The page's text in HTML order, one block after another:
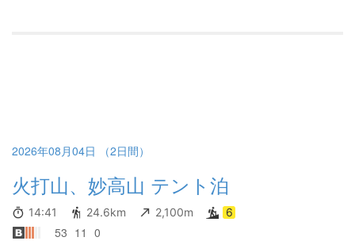
2026年08月04日 （2日間）
火打山、妙高山 テント泊
14:41 24.6km 2,100m 6
53 11 0